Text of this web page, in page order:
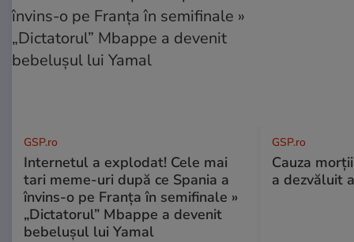
GSP.ro
Internetul a explodat! Cele mai
tari meme-uri după ce Spania a
învins-o pe Franța în semifinale »
„Dictatorul” Mbappe a devenit
bebelușul lui Yamal
GSP.ro
Cauza
a dezvăluit